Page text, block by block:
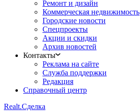
Ремонт и дизайн
Коммерческая недвижимость
Городские новости
Спецпроекты
Акции и скидки
Архив новостей
Контакты
Реклама на сайте
Служба поддержки
Редакция
Справочный центр
Realt.Сделка